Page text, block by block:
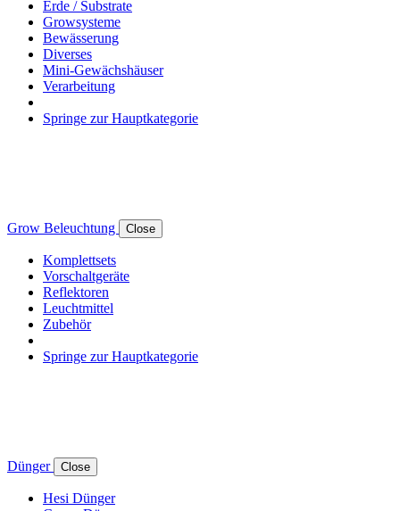
Erde / Substrate
Growsysteme
Bewässerung
Diverses
Mini-Gewächshäuser
Verarbeitung
Springe zur Hauptkategorie
Grow Beleuchtung Close
Komplettsets
Vorschaltgeräte
Reflektoren
Leuchtmittel
Zubehör
Springe zur Hauptkategorie
Dünger Close
Hesi Dünger